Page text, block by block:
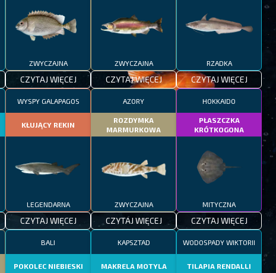
ZWYCZAJNA
CZYTAJ WIĘCEJ
ZWYCZAJNA
CZYTAJ WIĘCEJ
RZADKA
CZYTAJ WIĘCEJ
WYSPY GALAPAGOS
KŁUJĄCY REKIN
LEGENDARNA
CZYTAJ WIĘCEJ
AZORY
ROZDYMKA
MARMURKOWA
ZWYCZAJNA
CZYTAJ WIĘCEJ
HOKKAIDO
PŁASZCZKA
KRÓTKOGONA
MITYCZNA
CZYTAJ WIĘCEJ
BALI
POKOLEC NIEBIESKI
KAPSZTAD
MAKRELA MOTYLA
WODOSPADY WIKTORII
TILAPIA RENDALLI